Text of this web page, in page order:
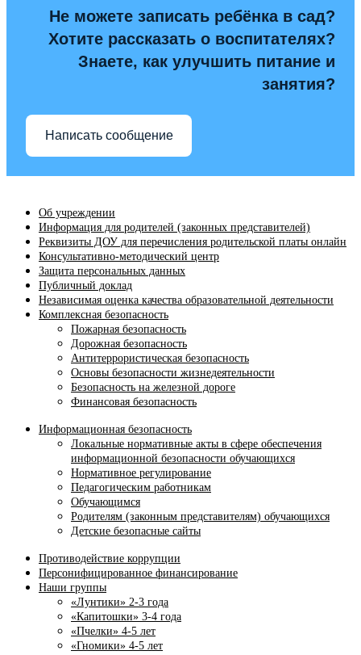
Не можете записать ребёнка в сад?
Хотите рассказать о воспитателях?
Знаете, как улучшить питание и
занятия?
Написать сообщение
Об учреждении
Информация для родителей (законных представителей)
Реквизиты ДОУ для перечисления родительской платы онлайн
Консультативно-методический центр
Защита персональных данных
Публичный доклад
Независимая оценка качества образовательной деятельности
Комплексная безопасность
Пожарная безопасность
Дорожная безопасность
Антитеррористическая безопасность
Основы безопасности жизнедеятельности
Безопасность на железной дороге
Финансовая безопасность
Информационная безопасность
Локальные нормативные акты в сфере обеспечения
информационной безопасности обучающихся
Нормативное регулирование
Педагогическим работникам
Обучающимся
Родителям (законным представителям) обучающихся
Детские безопасные сайты
Противодействие коррупции
Персонифицированное финансирование
Наши группы
«Лунтики» 2-3 года
«Капитошки» 3-4 года
«Пчелки» 4-5 лет
«Гномики» 4-5 лет